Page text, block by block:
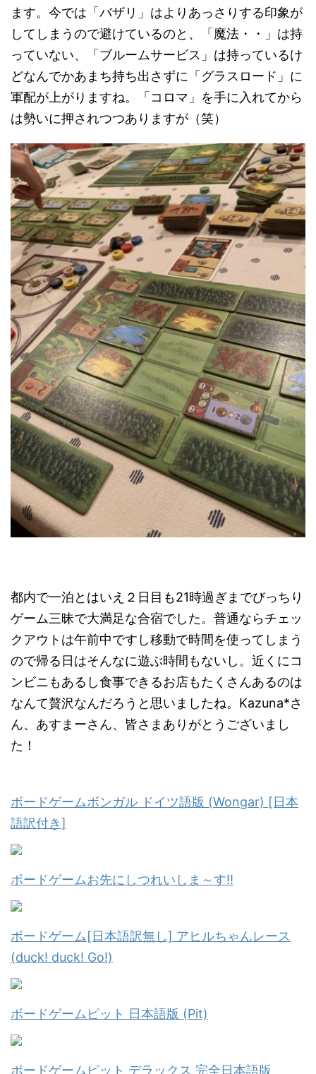
ます。今では「バザリ」はよりあっさりする印象が
してしまうので避けているのと、「魔法・・」は持
っていない、「ブルームサービス」は持っているけ
どなんでかあまち持ち出さずに「グラスロード」に
軍配が上がりますね。「コロマ」を手に入れてから
は勢いに押されつつありますが（笑）
都内で一泊とはいえ２日目も21時過ぎまでびっちり
ゲーム三昧で大満足な合宿でした。普通ならチェッ
クアウトは午前中ですし移動で時間を使ってしまう
ので帰る日はそんなに遊ぶ時間もないし。近くにコ
ンビニもあるし食事できるお店もたくさんあるのは
なんて贅沢なんだろうと思いましたね。Kazuna*さ
ん、あすまーさん、皆さまありがとうございまし
た！
ボードゲームボンガル ドイツ語版 (Wongar) [日本
語訳付き]
ボードゲームお先にしつれいしま～す!!
ボードゲーム[日本語訳無し] アヒルちゃんレース
(duck! duck! Go!)
ボードゲームピット 日本語版 (Pit)
ボードゲームピット デラックス 完全日本語版